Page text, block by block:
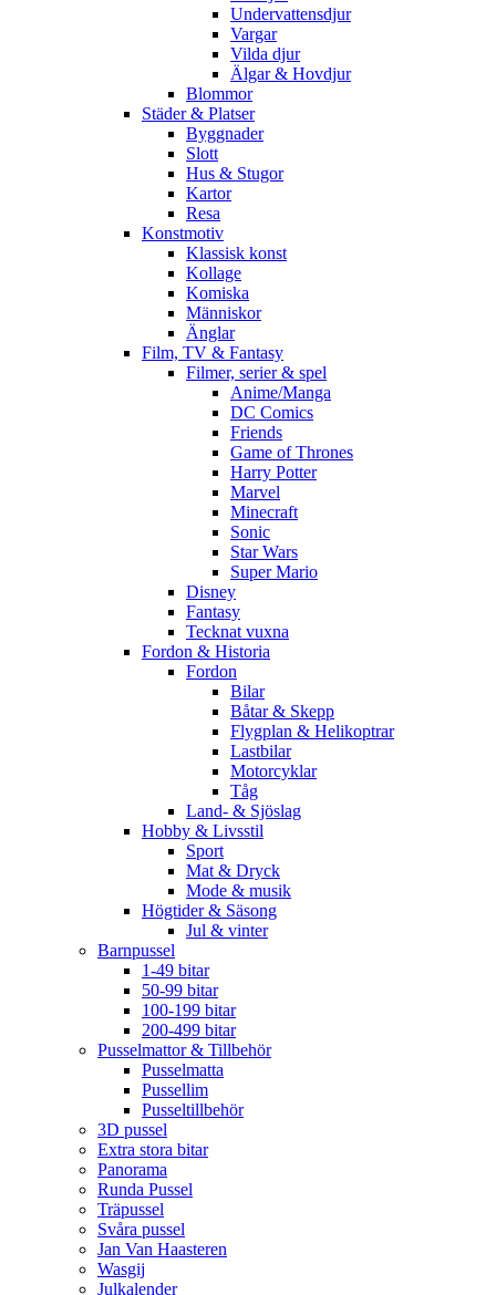
Undervattensdjur
Vargar
Vilda djur
Älgar & Hovdjur
Blommor
Städer & Platser
Byggnader
Slott
Hus & Stugor
Kartor
Resa
Konstmotiv
Klassisk konst
Kollage
Komiska
Människor
Änglar
Film, TV & Fantasy
Filmer, serier & spel
Anime/Manga
DC Comics
Friends
Game of Thrones
Harry Potter
Marvel
Minecraft
Sonic
Star Wars
Super Mario
Disney
Fantasy
Tecknat vuxna
Fordon & Historia
Fordon
Bilar
Båtar & Skepp
Flygplan & Helikoptrar
Lastbilar
Motorcyklar
Tåg
Land- & Sjöslag
Hobby & Livsstil
Sport
Mat & Dryck
Mode & musik
Högtider & Säsong
Jul & vinter
Barnpussel
1-49 bitar
50-99 bitar
100-199 bitar
200-499 bitar
Pusselmattor & Tillbehör
Pusselmatta
Pussellim
Pusseltillbehör
3D pussel
Extra stora bitar
Panorama
Runda Pussel
Träpussel
Svåra pussel
Jan Van Haasteren
Wasgij
Julkalender